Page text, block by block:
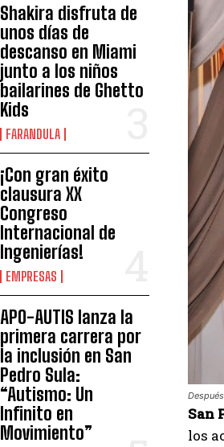
Shakira disfruta de
unos días de
descanso en Miami
junto a los niños
bailarines de Ghetto
Kids
FARANDULA
¡Con gran éxito
clausura XX
Congreso
Internacional de
Ingenierías!
EMPRESAS
APO-AUTIS lanza la
primera carrera por
la inclusión en San
Pedro Sula:
“Autismo: Un
Infinito en
Movimiento”
San
los